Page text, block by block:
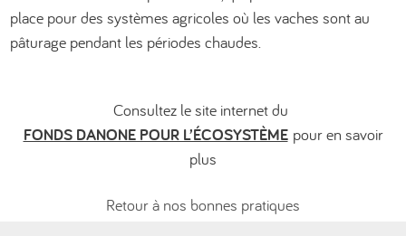
place pour des systèmes agricoles où les vaches sont au
pâturage pendant les périodes chaudes.
Consultez le site internet du
FONDS DANONE POUR L’ÉCOSYSTÈMEpour en savoir
plus
Retour à nos bonnes pratiques